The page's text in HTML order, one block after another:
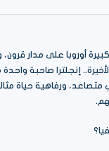
أوروبا على مدار قرون،
إنجلترا صاحبة
متصاعد، ورفاهية حياة